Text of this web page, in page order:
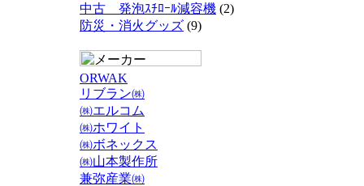
中古 発泡ｽﾁﾛｰﾙ減容機 (2)
防災・消火グッズ (9)
ORWAK
リブラン㈱
㈱エルコム
㈱ホワイト
㈱ボネックス
㈱山本製作所
兼弥産業㈱